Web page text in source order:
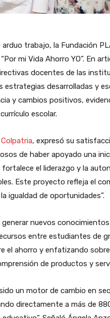
trabajo, la Fundación
mi Vida Ahorro YO”. En
docentes de las
estrategias desarrolladas y
y cambios positivos,
escolar.
, expresó su
de haber apoyado una
el liderazgo y la
Este proyecto refleja el
igualdad de oportunidades”.
nuevos
entre estudiantes de
el ahorro y enfatizando
de productos y
un motor de cambio en
directamente a más de